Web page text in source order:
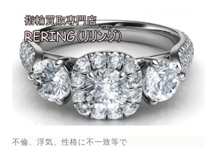
不倫、浮気、性格に不一致等で